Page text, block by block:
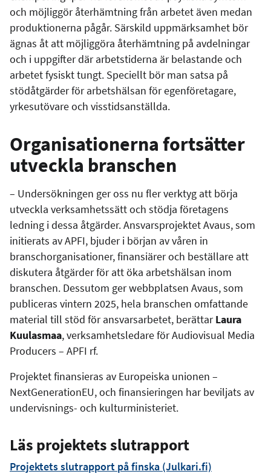
och möjliggör återhämtning från arbetet även medan
produktionerna pågår. Särskild uppmärksamhet bör
ägnas åt att möjliggöra återhämtning på avdelningar
och i uppgifter där arbetstiderna är belastande och
arbetet fysiskt tungt. Speciellt bör man satsa på
stödåtgärder för arbetshälsan för egenföretagare,
yrkesutövare och visstidsanställda.
Organisationerna fortsätter
utveckla branschen
– Undersökningen ger oss nu fler verktyg att börja
utveckla verksamhetssätt och stödja företagens
ledning i dessa åtgärder. Ansvarsprojektet Avaus, som
initierats av APFI, bjuder i början av våren in
branschorganisationer, finansiärer och beställare att
diskutera åtgärder för att öka arbetshälsan inom
branschen. Dessutom ger webbplatsen Avaus, som
publiceras vintern 2025, hela branschen omfattande
material till stöd för ansvarsarbetet, berättarLaura
Kuulasmaa, verksamhetsledare för Audiovisual Media
Producers – APFI rf.
Projektet finansieras av Europeiska unionen –
NextGenerationEU, och finansieringen har beviljats av
undervisnings- och kulturministeriet.
Läs projektets slutrapport
Projektets slutrapport på finska (Julkari.fi)